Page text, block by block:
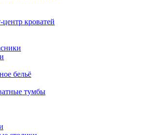
центр кроватей
бельё
тумбы